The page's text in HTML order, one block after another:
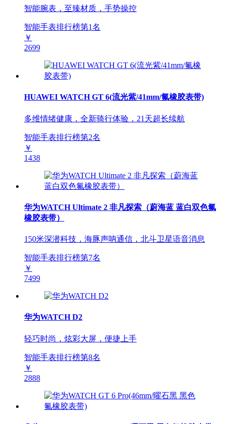
智能腕表，至臻材质，手势操控
智能手表排行榜第1名
￥
2699
HUAWEI WATCH GT 6(流光紫/41mm/氟橡胶表带)
多维情绪健康，全新骑行体验，21天超长续航
智能手表排行榜第2名
￥
1438
华为WATCH Ultimate 2 非凡探索（蔚海蓝 蓝白双色氟
橡胶表带）
150米深潜科技，海豚声呐通信，北斗卫星语音消息
智能手表排行榜第7名
￥
7499
华为WATCH D2
轻巧时尚，炫彩大屏，便捷上手
智能手表排行榜第8名
￥
2888